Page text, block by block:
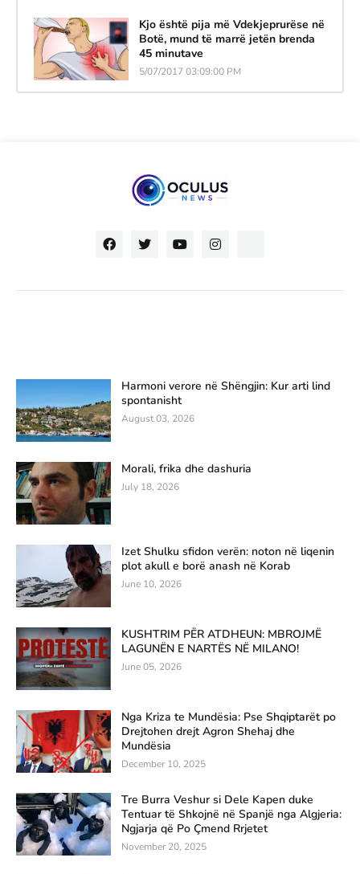
Kjo është pija më Vdekjeprurëse në
Botë, mund të marrë jetën brenda
45 minutave
5/07/2017 03:09:00 PM
Harmoni verore në Shëngjin: Kur arti lind
spontanisht
August 03, 2026
Morali, frika dhe dashuria
July 18, 2026
Izet Shulku sfidon verën: noton në liqenin
plot akull e borë anash në Korab
June 10, 2026
KUSHTRIM PËR ATDHEUN: MBROJMË
LAGUNËN E NARTËS NË MILANO!
June 05, 2026
Nga Kriza te Mundësia: Pse Shqiptarët po
Drejtohen drejt Agron Shehaj dhe
Mundësia
December 10, 2025
Tre Burra Veshur si Dele Kapen duke
Tentuar të Shkojnë në Spanjë nga Algjeria:
Ngjarja që Po Çmend Rrjetet
November 20, 2025